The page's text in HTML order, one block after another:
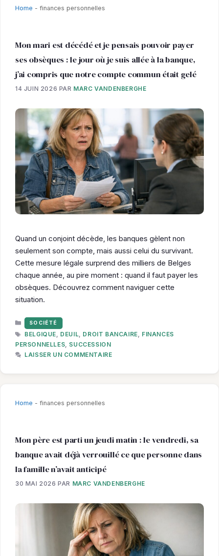
Home - finances personnelles
Mon mari est décédé et je pensais pouvoir payer
ses obsèques : le jour où je suis allée à la banque,
j’ai compris que notre compte commun était gelé
14 JUIN 2026 PAR MARC VANDENBERGHE
Quand un conjoint décède, les banques gèlent non
seulement son compte, mais aussi celui du survivant.
Cette mesure légale surprend des milliers de Belges
chaque année, au pire moment : quand il faut payer les
obsèques. Découvrez comment naviguer cette
situation.
CATÉGORIES
SOCIÉTÉ
ÉTIQUETTES
BELGIQUE, DEUIL, DROIT BANCAIRE, FINANCES
PERSONNELLES, SUCCESSION
LAISSER UN COMMENTAIRE
Home - finances personnelles
Mon père est parti un jeudi matin : le vendredi, sa
banque avait déjà verrouillé ce que personne dans
la famille n’avait anticipé
30 MAI 2026 PAR MARC VANDENBERGHE